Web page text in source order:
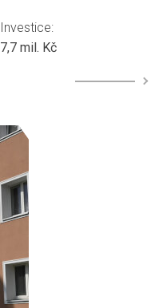
Investice:
7,7 mil. Kč